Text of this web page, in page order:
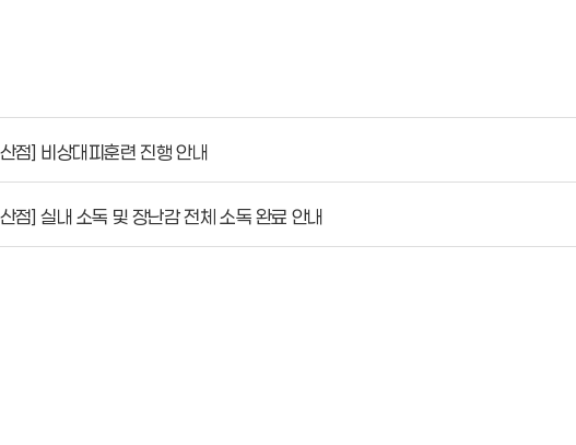
점] 비상대피훈련 진행 안내
점] 실내 소독 및 장난감 전체 소독 완료 안내